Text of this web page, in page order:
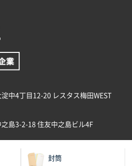
L4サイズ(B4対応)
と
リ袋 A4サイズ（白）1000枚
中4丁目12-20 レスタス梅田WEST
島3-2-18 住友中之島ビル4F
封筒